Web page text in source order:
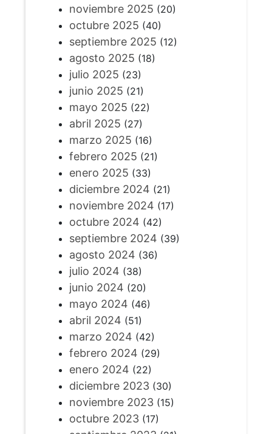
noviembre 2025 (20)
octubre 2025 (40)
septiembre 2025 (12)
agosto 2025 (18)
julio 2025 (23)
junio 2025 (21)
mayo 2025 (22)
abril 2025 (27)
marzo 2025 (16)
febrero 2025 (21)
enero 2025 (33)
diciembre 2024 (21)
noviembre 2024 (17)
octubre 2024 (42)
septiembre 2024 (39)
agosto 2024 (36)
julio 2024 (38)
junio 2024 (20)
mayo 2024 (46)
abril 2024 (51)
marzo 2024 (42)
febrero 2024 (29)
enero 2024 (22)
diciembre 2023(30)
noviembre 2023(15)
octubre 2023(17)